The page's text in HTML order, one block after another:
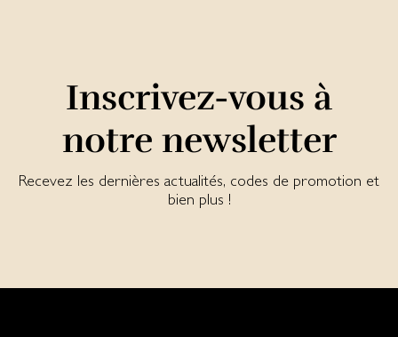
Inscrivez-vous à
notre newsletter
Recevez les dernières actualités, codes de promotion et
bien plus !